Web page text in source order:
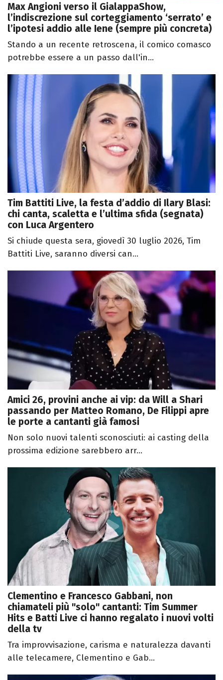
Max Angioni verso il GialappaShow,
l’indiscrezione sul corteggiamento ‘serrato’ e
l’ipotesi addio alle Iene (sempre più concreta)
Stando a un recente retroscena, il comico comasco
potrebbe essere a un passo dall'in...
Tim Battiti Live, la festa d’addio di Ilary Blasi:
chi canta, scaletta e l’ultima sfida (segnata)
con Luca Argentero
Si chiude questa sera, giovedì 30 luglio 2026, Tim
Battiti Live, saranno diversi can...
Amici 26, provini anche ai vip: da Will a Shari
passando per Matteo Romano, De Filippi apre
le porte a cantanti già famosi
Non solo nuovi talenti sconosciuti: ai casting della
prossima edizione sarebbero arr...
Clementino e Francesco Gabbani, non
chiamateli più "solo" cantanti: Tim Summer
Hits e Batti Live ci hanno regalato i nuovi volti
della tv
Tra improvvisazione, carisma e naturalezza davanti
alle telecamere, Clementino e Gab...